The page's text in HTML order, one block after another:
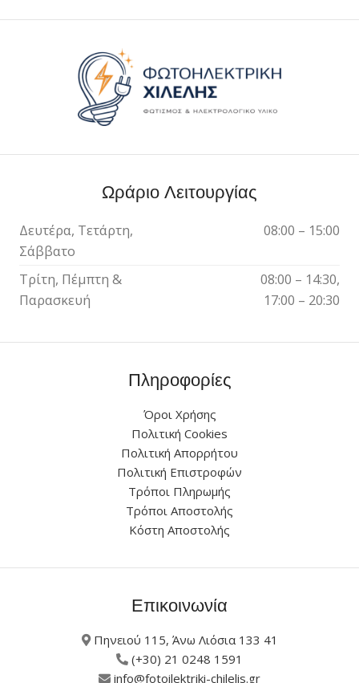
Ωράριο Λειτουργίας
Δευτέρα, Τετάρτη,
Σάββατο
08:00 – 15:00
Τρίτη, Πέμπτη &
Παρασκευή
08:00 – 14:30,
17:00 – 20:30
Πληροφορίες
Όροι Χρήσης
Πολιτική Cookies
Πολιτική Απορρήτου
Πολιτική Επιστροφών
Τρόποι Πληρωμής
Τρόποι Αποστολής
Κόστη Αποστολής
Επικοινωνία
Πηνειού 115, Άνω Λιόσια 133 41
(+30) 21 0248 1591
info@fotoilektriki-chilelis.gr